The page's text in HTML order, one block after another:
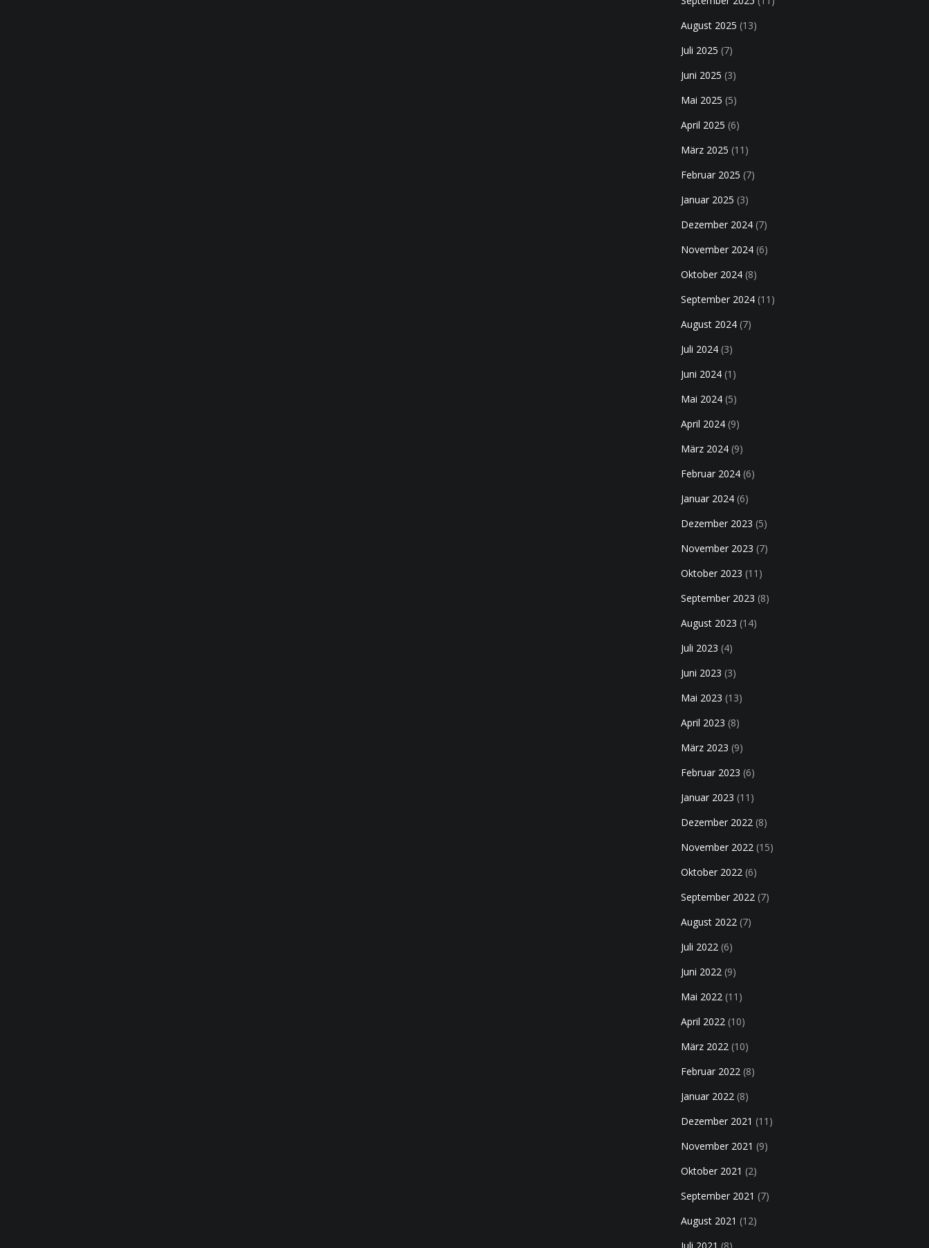
August 2025 (13)
Juli 2025 (7)
Juni 2025 (3)
Mai 2025 (5)
April 2025 (6)
März 2025 (11)
Februar 2025 (7)
Januar 2025 (3)
Dezember 2024(7)
November 2024(6)
Oktober 2024(8)
September 2024(11)
August 2024(7)
Juli 2024(3)
Juni 2024(1)
Mai 2024(5)
April 2024(9)
März 2024(9)
Februar 2024(6)
Januar 2024(6)
Dezember 2023 (5)
November 2023 (7)
Oktober 2023 (11)
September 2023 (8)
August 2023 (14)
Juli 2023 (4)
Juni 2023 (3)
Mai 2023 (13)
April 2023 (8)
März 2023 (9)
Februar 2023 (6)
Januar 2023 (11)
Dezember 2022(8)
November 2022(15)
Oktober 2022(6)
September 2022(7)
August 2022(7)
Juli 2022(6)
Juni 2022(9)
Mai 2022(11)
April 2022(10)
März 2022(10)
Februar 2022(8)
Januar 2022(8)
Dezember 2021 (11)
November 2021 (9)
Oktober 2021 (2)
September 2021 (7)
August 2021 (12)